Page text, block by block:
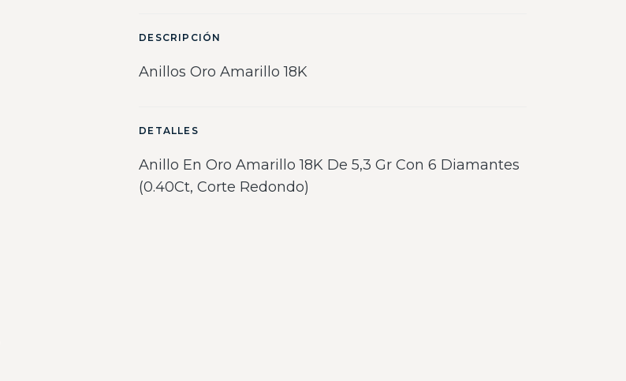
DESCRIPCIÓN
Anillos Oro Amarillo 18K
DETALLES
Anillo En Oro Amarillo 18K De 5,3 Gr Con 6 Diamantes
(0.40Ct, Corte Redondo)